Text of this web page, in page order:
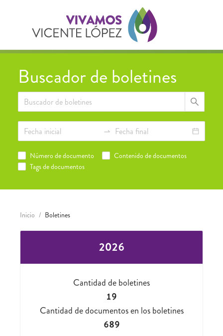
Buscador de boletines
Número de documento
Contenido de documentos
Tags de documentos
Inicio / Boletines
2026
Cantidad de boletines
19
Cantidad de documentos en los boletines
689